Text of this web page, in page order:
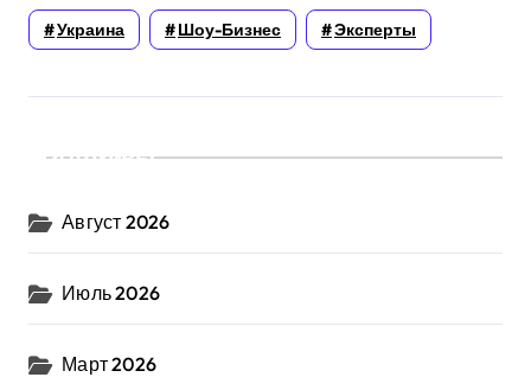
Украина Шоу-Бизнес Эксперты
Архивы
Август 2026
Июль 2026
Март 2026